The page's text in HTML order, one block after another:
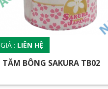
GIÁ : LIÊN HỆ
TĂM BÔNG SAKURA TB02